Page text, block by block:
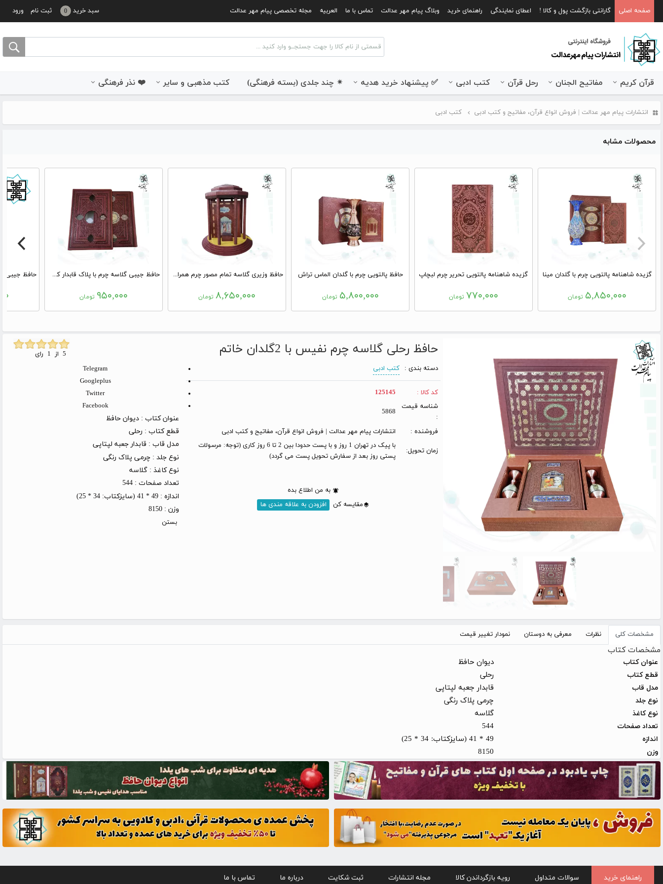
ورود ثبت نام سبد خرید 0 صفحه اصلی گارانتی بازگشت پول و کالا ! اعطای نمایندگی راهنمای خرید وبلاگ پیام مهر عدالت تماس با ما العربیه مجله تخصصی پیام مهر عدالت
قرآن کریم مفاتیح الجنان رحل قرآن کتب ادبی ✅ پیشنهاد خرید هدیه ✴ چند جلدی (بسته فرهنگی) کتب مذهبی و سایر ❤️ نذر فرهنگی
انتشارات پیام مهر عدالت | فروش انواع قرآن، مفاتیح و کتب ادبی کتب ادبی
محصولات مشابه
گزیده شاهنامه پالتویی چرم با گلدان مینا
۵,۸۵۰,۰۰۰ تومان
گزیده شاهنامه پالتویی تحریر چرم لبچاپ
۷۷۰,۰۰۰ تومان
حافظ پالتویی چرم با گلدان الماس تراش
۵,۸۰۰,۰۰۰ تومان
حافظ وزیری گلاسه تمام مصور چرم همراه با تندیس مقبره
۸,۶۵۰,۰۰۰تومان
حافظ جیبی گلاسه چرم با پلاک قابدار کشویی
۹۵۰,۰۰۰ تومان
حافظ رحلی گلاسه چرم نفیس با 2گلدان خاتم
دسته بندی :
کتب ادبی
کد کالا :
125145
شناسه قیمت
:
5868
فروشنده : انتشارات پیام مهر عدالت | فروش انواع قرآن، مفاتیح و کتب ادبی
زمان تحویل:
با پیک در تهران 1 روز و با پست حدودا بین 2 تا 6 روز کاری (توجه: مرسولات
پستی روز بعد از سفارش تحویل پست می گردد)
به من اطلاع بده
مقایسه کن
افزودن به علاقه مندی ها
Telegram
Googleplus
Twitter
Facebook
عنوان کتاب :دیوان حافظ
قطع کتاب : رحلی
مدل قاب : قابدار جعبه لپتاپی
نوع جلد :چرمی پلاک رنگی
نوع کاغذ :گلاسه
تعداد صفحات :544
اندازه :49 * 41 (سایزکتاب: 34 * 25)
وزن :8150
بستن
مشخصات کلی نظرات معرفی به دوستان نمودار تغییر قیمت
مشخصات کتاب
عنوان کتاب دیوان حافظ
قطع کتاب رحلی
مدل قاب قابدار جعبه لپتاپی
نوع جلد چرمی پلاک رنگی
نوع کاغذ گلاسه
تعداد صفحات 544
اندازه 49 * 41 (سایزکتاب: 34 * 25)
وزن 8150
راهنمای خرید سوالات متداول رویه بازگرداندن کالا مجله انتشارات ثبت شکایت درباره ما تماس با ما